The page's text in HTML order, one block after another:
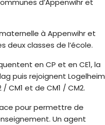
d’Appenwihr et
à Appenwihr et
deux classes de l’école.
en CP et en CE1, la
puis rejoignent Logelheim
CM1 et de CM1 / CM2.
pour permettre de
Un agent